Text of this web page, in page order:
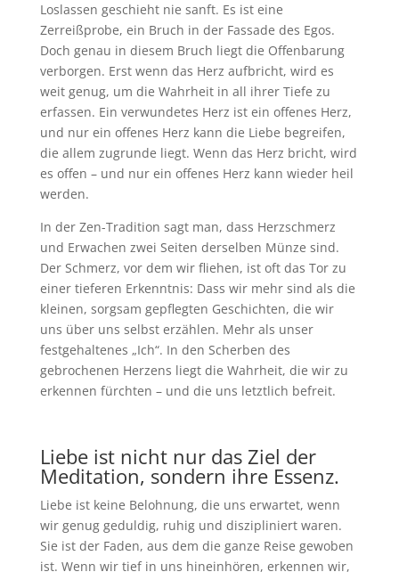
Loslassen geschieht nie sanft. Es ist eine
Zerreißprobe, ein Bruch in der Fassade des Egos.
Doch genau in diesem Bruch liegt die Offenbarung
verborgen. Erst wenn das Herz aufbricht, wird es
weit genug, um die Wahrheit in all ihrer Tiefe zu
erfassen. Ein verwundetes Herz ist ein offenes Herz,
und nur ein offenes Herz kann die Liebe begreifen,
die allem zugrunde liegt. Wenn das Herz bricht, wird
es offen – und nur ein offenes Herz kann wieder heil
werden.
In der Zen-Tradition sagt man, dass Herzschmerz
und Erwachen zwei Seiten derselben Münze sind.
Der Schmerz, vor dem wir fliehen, ist oft das Tor zu
einer tieferen Erkenntnis: Dass wir mehr sind als die
kleinen, sorgsam gepflegten Geschichten, die wir
uns über uns selbst erzählen. Mehr als unser
festgehaltenes „Ich“. In den Scherben des
gebrochenen Herzens liegt die Wahrheit, die wir zu
erkennen fürchten – und die uns letztlich befreit.
Liebe ist nicht nur das Ziel der
Meditation, sondern ihre Essenz.
Liebe ist keine Belohnung, die uns erwartet, wenn
wir genug geduldig, ruhig und diszipliniert waren.
Sie ist der Faden, aus dem die ganze Reise gewoben
ist. Wenn wir tief in uns hineinhören, erkennen wir,